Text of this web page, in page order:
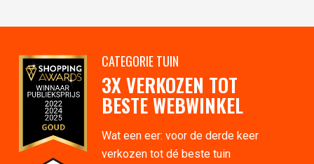
CATEGORIE TUIN
3X VERKOZEN TOT
BESTE WEBWINKEL
Wat een eer: voor de derde keer
verkozen tot dé beste tuin